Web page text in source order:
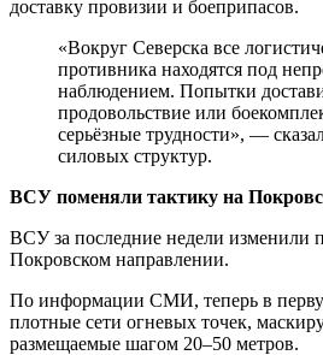
доставку провизии и боеприпасов.
«Вокруг Северска все
противника находятся под
наблюдением. Попытки
продовольствие или
серьёзные трудности», —
силовых структур.
ВСУ поменяли тактику на
ВСУ за последние недели изменили
Покровском направлении.
По информации СМИ, теперь в
плотные сети огневых точек,
размещаемые шагом 20–50 метров.